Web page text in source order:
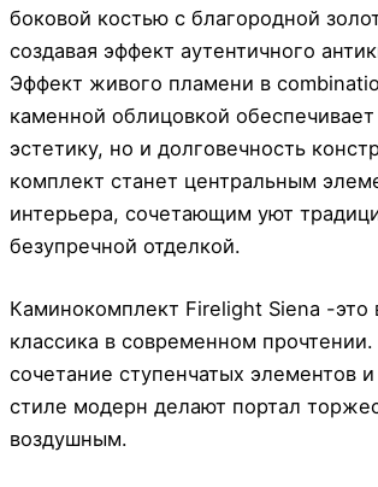
боковой костью с благородной
создавая эффект аутентичного
Эффект живого пламени в
каменной облицовкой
эстетику, но и долговечность
комплект станет центральным
интерьера, сочетающим уют
безупречной отделкой.
Каминокомплект Firelight Siena -это
классика в современном
сочетание ступенчатых элементов
стиле модерн делают портал
воздушным.